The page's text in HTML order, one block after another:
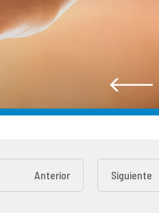
Anterior Siguiente